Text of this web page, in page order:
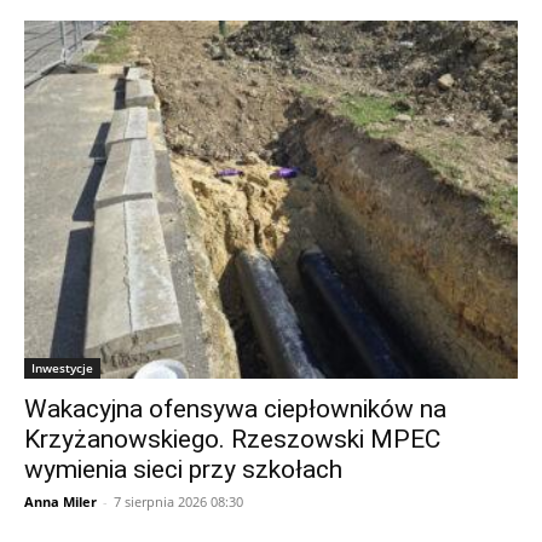
Inwestycje
Wakacyjna ofensywa ciepłowników na
Krzyżanowskiego. Rzeszowski MPEC
wymienia sieci przy szkołach
Anna Miler - 7 sierpnia 2026 08:30